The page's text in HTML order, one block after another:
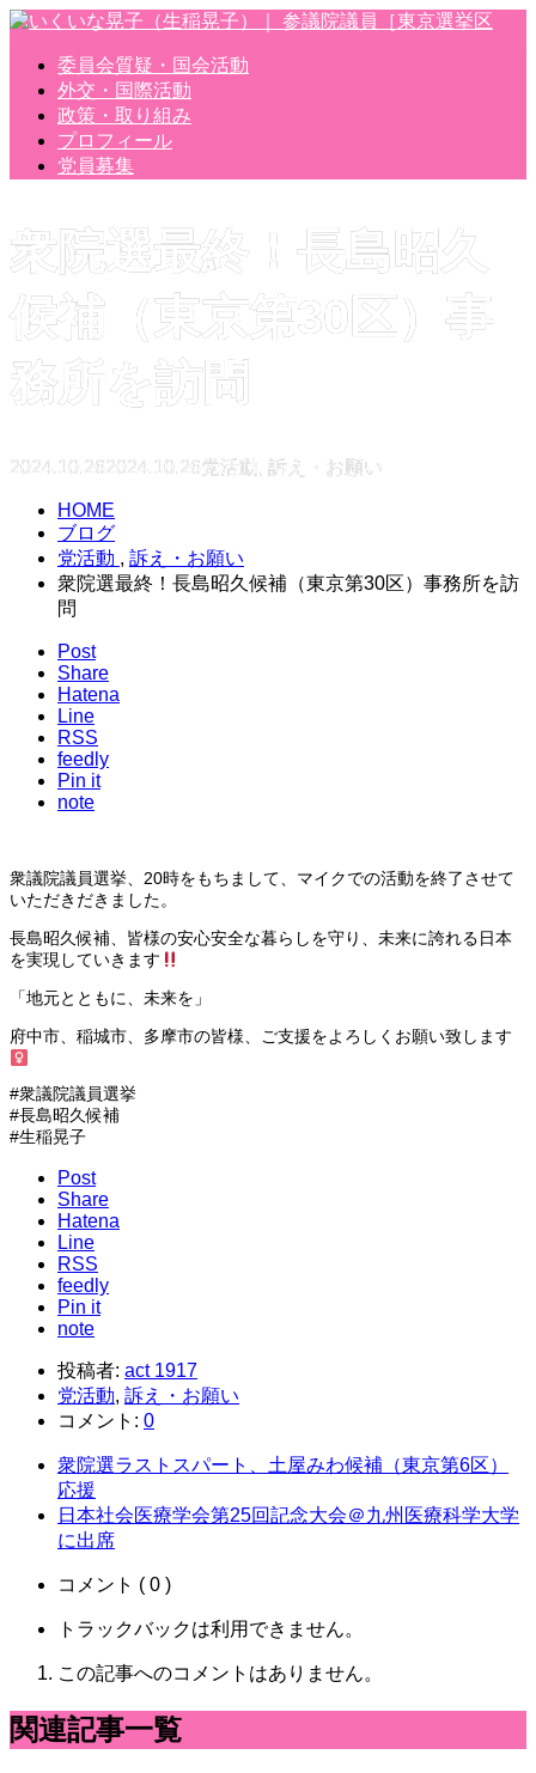
委員会質疑・国会活動
外交・国際活動
政策・取り組み
プロフィール
党員募集
衆院選最終！長島昭久
候補（東京第30区）事
務所を訪問
2024.10.262024.10.26党活動 , 訴え・お願い
HOME
ブログ
党活動 , 訴え・お願い
衆院選最終！長島昭久候補（東京第30区）事務所を訪
問
Post
Share
Hatena
Line
RSS
feedly
Pin it
note
衆議院議員選挙、20時をもちまして、マイクでの活動を終了させて
いただきだきました。
長島昭久候補、皆様の安心安全な暮らしを守り、未来に誇れる日本
を実現していきます
「地元とともに、未来を」
府中市、稲城市、多摩市の皆様、ご支援をよろしくお願い致します‍
#衆議院議員選挙
#長島昭久候補
#生稲晃子
Post
Share
Hatena
Line
RSS
feedly
Pin it
note
投稿者: act 1917
党活動, 訴え・お願い
コメント: 0
衆院選ラストスパート、土屋みわ候補（東京第6区）
応援
日本社会医療学会第25回記念大会＠九州医療科学大学
に出席
コメント ( 0 )
トラックバックは利用できません。
この記事へのコメントはありません。
関連記事一覧